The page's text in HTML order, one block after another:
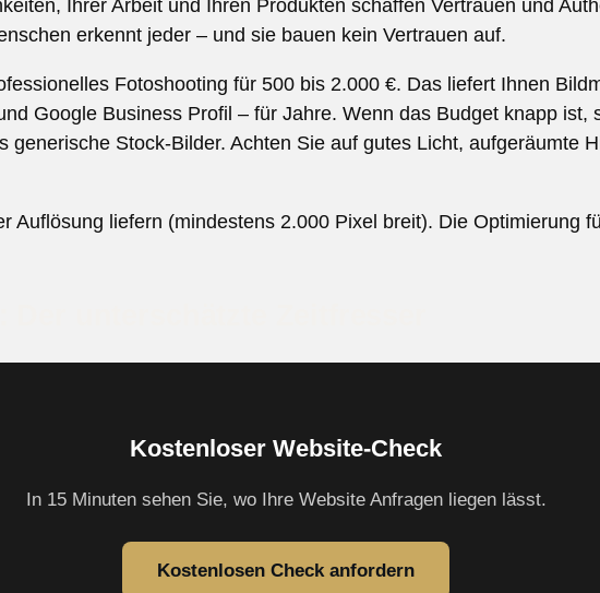
Ihrer Arbeit und Ihren Produkten schaffen Vertrauen und
erkennt jeder – und sie bauen kein Vertrauen auf.
Fotoshooting für 500 bis 2.000 €. Das liefert Ihnen
Google Business Profil – für Jahre. Wenn das Budget knapp ist,
generische Stock-Bilder. Achten Sie auf gutes Licht, aufgeräumte
Auflösung liefern (mindestens 2.000 Pixel breit). Die Optimierung
Kostenloser Website-Check
In 15 Minuten sehen Sie, wo Ihre Website Anfragen liegen lässt.
Kostenlosen Check anfordern